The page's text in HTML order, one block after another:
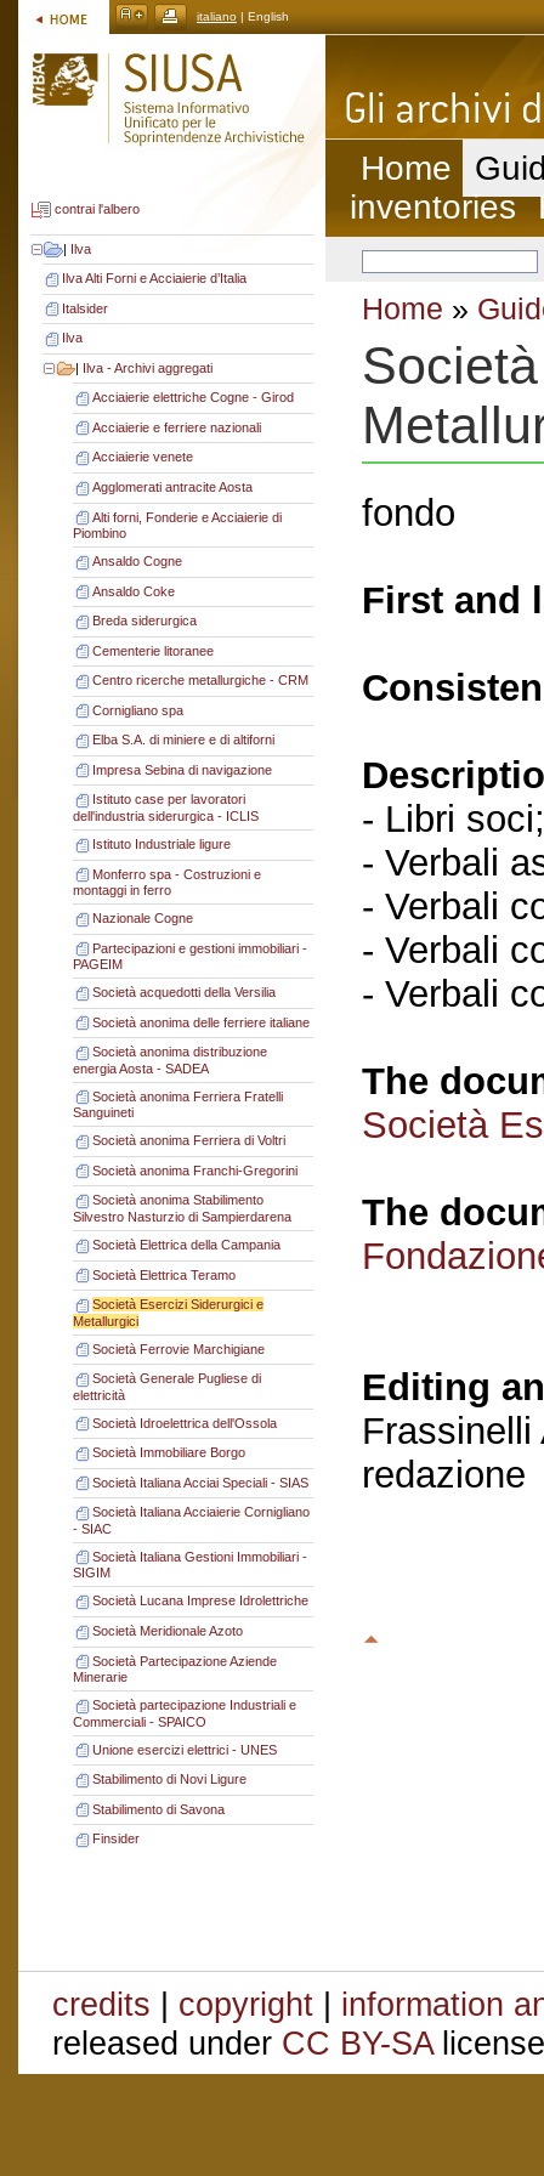
italiano | English
contrai l'albero
| Ilva
Ilva Alti Forni e Acciaierie d’Italia
Italsider
Ilva
| Ilva - Archivi aggregati
Acciaierie elettriche Cogne - Girod
Acciaierie e ferriere nazionali
Acciaierie venete
Agglomerati antracite Aosta
Alti forni, Fonderie e Acciaierie di
Piombino
Ansaldo Cogne
Ansaldo Coke
Breda siderurgica
Cementerie litoranee
Centro ricerche metallurgiche - CRM
Cornigliano spa
Elba S.A. di miniere e di altiforni
Impresa Sebina di navigazione
Istituto case per lavoratori
dell'industria siderurgica - ICLIS
Istituto Industriale ligure
Monferro spa - Costruzioni e
montaggi in ferro
Nazionale Cogne
Partecipazioni e gestioni immobiliari -
PAGEIM
Società acquedotti della Versilia
Società anonima delle ferriere italiane
Società anonima distribuzione
energia Aosta - SADEA
Società anonima Ferriera Fratelli
Sanguineti
Società anonima Ferriera di Voltri
Società anonima Franchi-Gregorini
Società anonima Stabilimento
Silvestro Nasturzio di Sampierdarena
Società Elettrica della Campania
Società Elettrica Teramo
Società Esercizi Siderurgici e
Metallurgici
Società Ferrovie Marchigiane
Società Generale Pugliese di
elettricità
Società Idroelettrica dell'Ossola
Società Immobiliare Borgo
Società Italiana Acciai Speciali - SIAS
Società Italiana Acciaierie Cornigliano
- SIAC
Società Italiana Gestioni Immobiliari -
SIGIM
Società Lucana Imprese Idrolettriche
Società Meridionale Azoto
Società Partecipazione Aziende
Minerarie
Società partecipazione Industriali e
Commerciali - SPAICO
Unione esercizi elettrici - UNES
Stabilimento di Novi Ligure
Stabilimento di Savona
Finsider
Home
inventories
Home »
fondo
First and
- Libri soci;
- Verbali
- Verbali
- Verbali
- Verbali
The
Società
The
Editing
Frassinelli
redazione
credits | copyright | information
released under CC BY-SA